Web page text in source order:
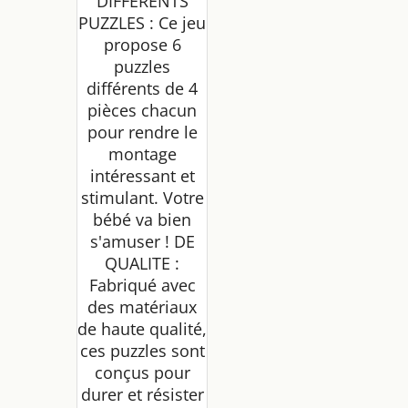
PUZZLES : Ce jeu
propose 6
puzzles
différents de 4
pièces chacun
pour rendre le
montage
intéressant et
stimulant. Votre
bébé va bien
s'amuser ! DE
QUALITE :
Fabriqué avec
des matériaux
de haute qualité,
ces puzzles sont
conçus pour
durer et résister